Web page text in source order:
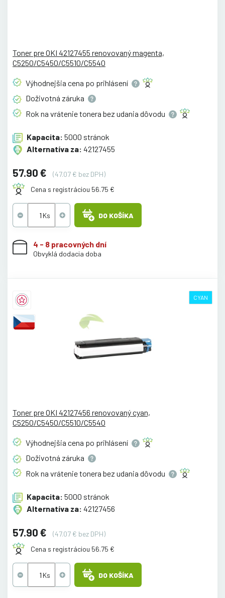
Toner pre OKI 42127455 renovovaný magenta,
C5250/C5450/C5510/C5540
Výhodnejšia cena po prihlásení
Doživotná záruka
Rok na vrátenie tonera bez udania dôvodu
Kapacita: 5000 stránok
Alternatíva za: 42127455
57.90 €
(47.07 € bez DPH)
Cena s registráciou 56.75 €
DO KOŠÍKA
4 - 8 pracovných dní
Obvyklá dodacia doba
CYAN
Toner pre OKI 42127456 renovovaný cyan,
C5250/C5450/C5510/C5540
Výhodnejšia cena po prihlásení
Doživotná záruka
Rok na vrátenie tonera bez udania dôvodu
Kapacita: 5000 stránok
Alternatíva za: 42127456
57.90 €
(47.07 € bez DPH)
Cena s registráciou 56.75 €
DO KOŠÍKA